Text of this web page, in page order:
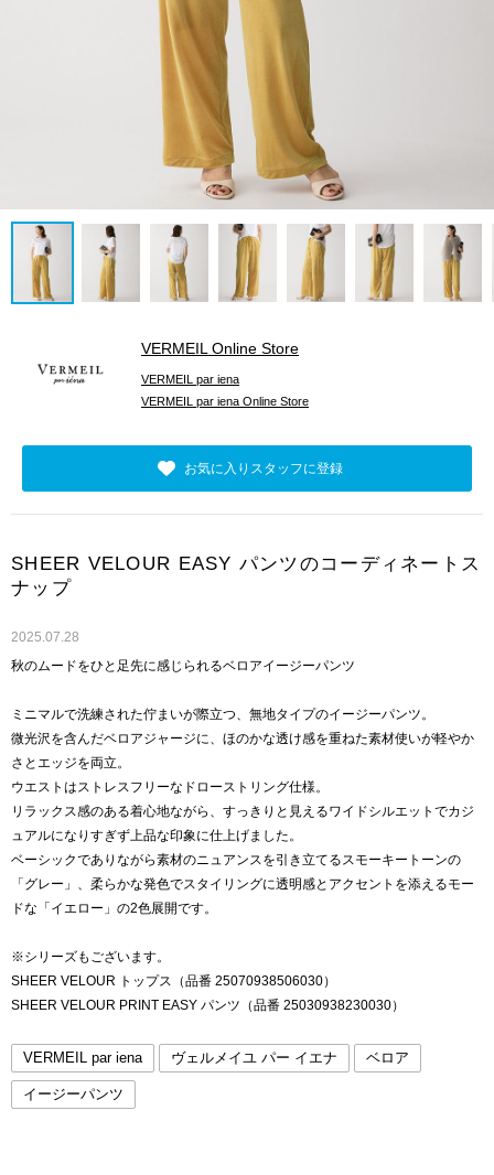
VERMEIL Online Store
VERMEIL par iena
VERMEIL par iena Online Store
お気に入りスタッフに登録
SHEER VELOUR EASY パンツのコーディネートス
ナップ
2025.07.28
秋のムードをひと足先に感じられるベロアイージーパンツ
ミニマルで洗練された佇まいが際立つ、無地タイプのイージーパンツ。
微光沢を含んだベロアジャージに、ほのかな透け感を重ねた素材使いが軽やか
さとエッジを両立。
ウエストはストレスフリーなドローストリング仕様。
リラックス感のある着心地ながら、すっきりと見えるワイドシルエットでカジ
ュアルになりすぎず上品な印象に仕上げました。
ベーシックでありながら素材のニュアンスを引き立てるスモーキートーンの
「グレー」、柔らかな発色でスタイリングに透明感とアクセントを添えるモー
ドな「イエロー」の2色展開です。
※シリーズもございます。
SHEER VELOUR トップス（品番 25070938506030）
SHEER VELOUR PRINT EASY パンツ（品番 25030938230030）
VERMEIL par iena ヴェルメイユ パー イエナ ベロア
イージーパンツ